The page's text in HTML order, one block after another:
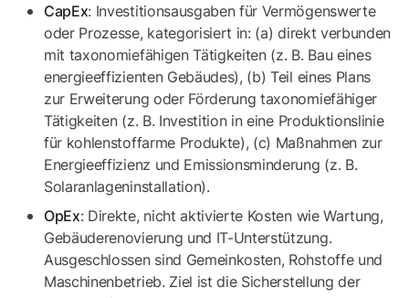
CapEx: Investitionsausgaben für Vermögenswerte
oder Prozesse, kategorisiert in: (a) direkt verbunden
mit taxonomiefähigen Tätigkeiten (z. B. Bau eines
energieeffizienten Gebäudes), (b) Teil eines Plans
zur Erweiterung oder Förderung taxonomiefähiger
Tätigkeiten (z. B. Investition in eine Produktionslinie
für kohlenstoffarme Produkte), (c) Maßnahmen zur
Energieeffizienz und Emissionsminderung (z. B.
Solaranlageninstallation).
OpEx: Direkte, nicht aktivierte Kosten wie Wartung,
Gebäuderenovierung und IT-Unterstützung.
Ausgeschlossen sind Gemeinkosten, Rohstoffe und
Maschinenbetrieb. Ziel ist die Sicherstellung der